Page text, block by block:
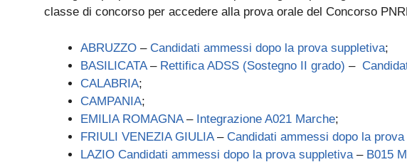
classe di concorso per accedere alla prova orale del Concorso
ABRUZZO – Candidati ammessi dopo la prova suppletiva;
BASILICATA– Rettifica ADSS (Sostegno II grado) –
CALABRIA;
CAMPANIA;
EMILIA ROMAGNA– Integrazione A021 Marche;
FRIULI VENEZIA GIULIA– Candidati ammessi dopo la
LAZIO Candidati ammessi dopo la prova suppletiva – B015